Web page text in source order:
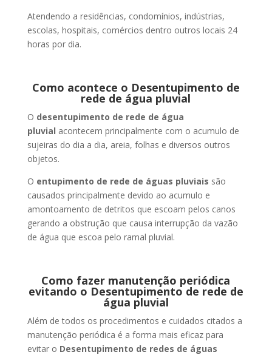
Atendendo a residências, condomínios, indústrias,
escolas, hospitais, comércios dentro outros locais 24
horas por dia.
Como acontece o Desentupimento de
rede de água pluvial
O desentupimento de rede de água
pluvial acontecem principalmente com o acumulo de
sujeiras do dia a dia, areia, folhas e diversos outros
objetos.
O entupimento de rede de águas pluviais são
causados principalmente devido ao acumulo e
amontoamento de detritos que escoam pelos canos
gerando a obstrução que causa interrupção da vazão
de água que escoa pelo ramal pluvial.
Como fazer manutenção periódica
evitando o Desentupimento de rede de
água pluvial
Além de todos os procedimentos e cuidados citados a
manutenção periódica é a forma mais eficaz para
evitar o Desentupimento de redes de águas